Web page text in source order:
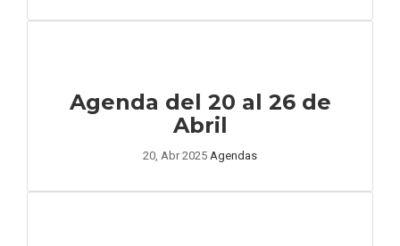
Agenda del 20 al 26 de
Abril
20, Abr 2025 Agendas